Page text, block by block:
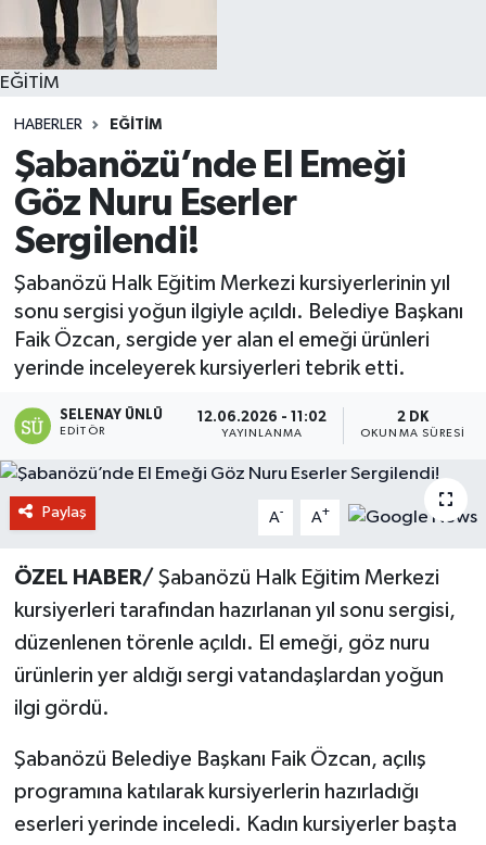
EĞİTİM
HABERLER EĞİTİM
Şabanözü’nde El Emeği
Göz Nuru Eserler
Sergilendi!
Şabanözü Halk Eğitim Merkezi kursiyerlerinin yıl
sonu sergisi yoğun ilgiyle açıldı. Belediye Başkanı
Faik Özcan, sergide yer alan el emeği ürünleri
yerinde inceleyerek kursiyerleri tebrik etti.
SELENAY ÜNLÜ
EDITÖR
12.06.2026 - 11:02
YAYINLANMA
2 DK
OKUNMA SÜRESI
Paylaş A- A+
ÖZEL HABER/ Şabanözü Halk Eğitim Merkezi
kursiyerleri tarafından hazırlanan yıl sonu sergisi,
düzenlenen törenle açıldı. El emeği, göz nuru
ürünlerin yer aldığı sergi vatandaşlardan yoğun
ilgi gördü.
Şabanözü Belediye Başkanı Faik Özcan, açılış
programına katılarak kursiyerlerin hazırladığı
eserleri yerinde inceledi. Kadın kursiyerler başta